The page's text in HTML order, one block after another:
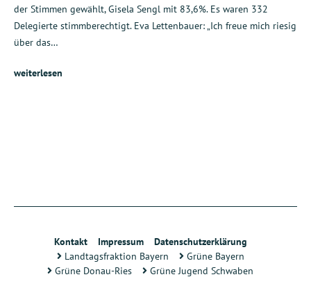
der Stimmen gewählt, Gisela Sengl mit 83,6%. Es waren 332
Delegierte stimmberechtigt. Eva Lettenbauer: „Ich freue mich riesig
über das…
weiterlesen
Kontakt Impressum
Datenschutzerklärung
Landtagsfraktion Bayern
Grüne Bayern
Grüne Donau-Ries
Grüne Jugend Schwaben